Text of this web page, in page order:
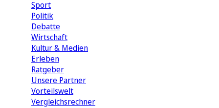
Sport
Politik
Debatte
Wirtschaft
Kultur & Medien
Erleben
Ratgeber
Unsere Partner
Vorteilswelt
Vergleichsrechner